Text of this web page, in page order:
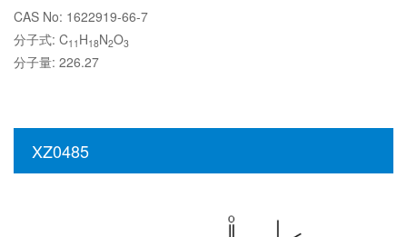
CAS No: 1622919-66-7
分子式: C11 H18N2O3
分子量: 226.27
XZ0485